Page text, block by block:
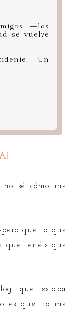
—los
se vuelve
Un
sé cómo me
que lo que
que tenéis que
que estaba
es que no me